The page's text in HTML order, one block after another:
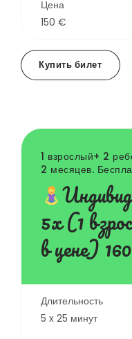
Цена
150 €
Купить билет
1 взрослый+ 2
2 месяцев.
5х (1
в цене)
Длительность
5 x 25 минут